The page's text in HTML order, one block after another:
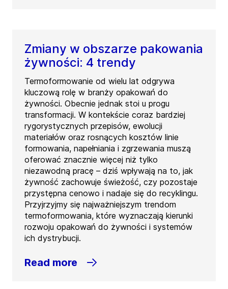
Zmiany w obszarze pakowania
żywności: 4 trendy
Termoformowanie od wielu lat odgrywa
kluczową rolę w branży opakowań do
żywności. Obecnie jednak stoi u progu
transformacji. W kontekście coraz bardziej
rygorystycznych przepisów, ewolucji
materiałów oraz rosnących kosztów linie
formowania, napełniania i zgrzewania muszą
oferować znacznie więcej niż tylko
niezawodną pracę – dziś wpływają na to, jak
żywność zachowuje świeżość, czy pozostaje
przystępna cenowo i nadaje się do recyklingu.
Przyjrzyjmy się najważniejszym trendom
termoformowania, które wyznaczają kierunki
rozwoju opakowań do żywności i systemów
ich dystrybucji.
Read more